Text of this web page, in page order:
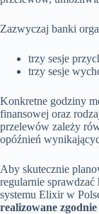
Zazwyczaj banki
trzy sesje
trzy sesje
Konkretne godziny
finansowej oraz
przelewów zależy
opóźnień
Aby skutecznie
regularnie
systemu Elixir w
realizowane